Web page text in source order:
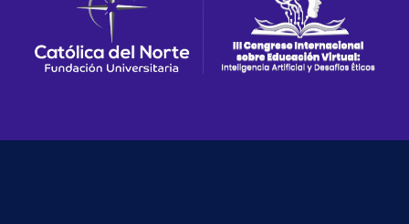
INTERNACIONAL
EDUCACIÓN